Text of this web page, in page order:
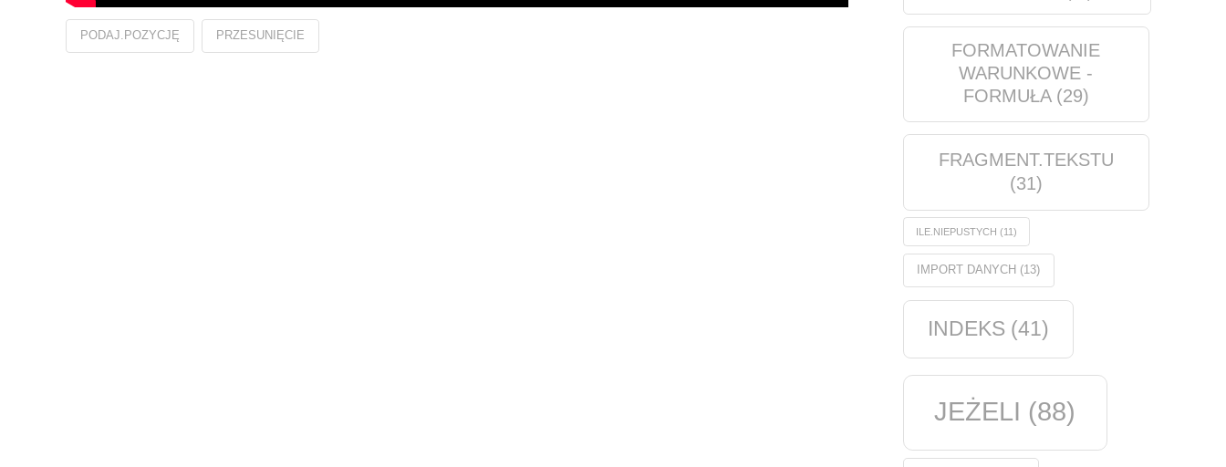
PODAJ.POZYCJĘ PRZESUNIĘCIE
FORMATOWANIE
WARUNKOWE -
FORMUŁA(29)
FRAGMENT.TEKSTU
(31)
ILE.NIEPUSTYCH (11)
IMPORT DANYCH (13)
INDEKS (41)
JEŻELI (88)